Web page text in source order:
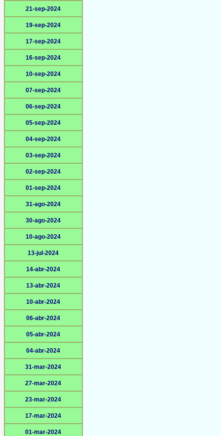
21-sep-2024
19-sep-2024
17-sep-2024
16-sep-2024
10-sep-2024
07-sep-2024
06-sep-2024
05-sep-2024
04-sep-2024
03-sep-2024
02-sep-2024
01-sep-2024
31-ago-2024
30-ago-2024
10-ago-2024
13-jul-2024
14-abr-2024
13-abr-2024
10-abr-2024
06-abr-2024
05-abr-2024
04-abr-2024
31-mar-2024
27-mar-2024
23-mar-2024
17-mar-2024
01-mar-2024